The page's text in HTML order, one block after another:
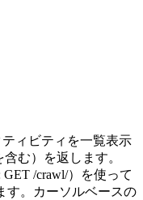
ィビティを一覧表示
む）を返します。
/crawl/）を使って
す。カーソルベースの